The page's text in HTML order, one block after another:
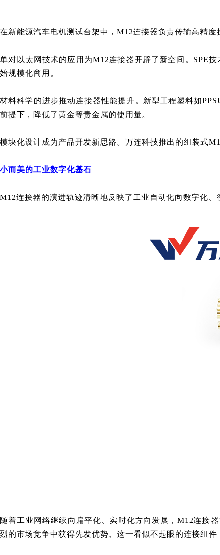
在新能源汽车电机测试台架中，M12连接器负责传输高精
单对以太网技术的应用为M12连接器开辟了新空间。SPE
始规模化商用。
材料科学的进步推动连接器性能提升。新型工程塑料如
前提下，降低了黄金等贵金属的使用量。
模块化设计成为产品开发新思路。万连科技推出的组装式
小而美的工业数字化基石
M12连接器的演进轨迹清晰地反映了工业自动化向数字化
随着工业网络继续向扁平化、实时化方向发展，M12连接
烈的市场竞争中获得先发优势。这一看似不起眼的连接组